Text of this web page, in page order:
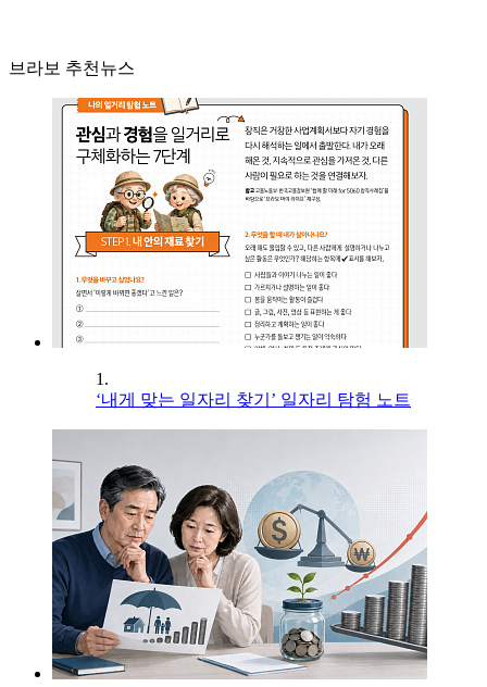
브라보 추천뉴스
1.
‘내게 맞는 일자리 찾기’ 일자리 탐험 노트